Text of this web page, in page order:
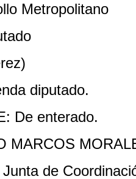
Metropolitano
diputado.
De enterado.
MARCOS
de